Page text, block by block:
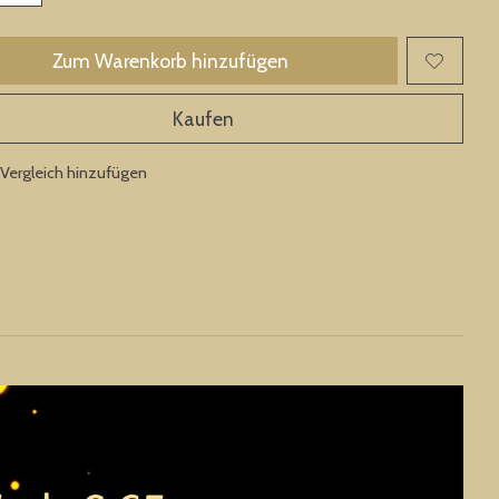
Zum Warenkorb hinzufügen
Kaufen
hinzufügen